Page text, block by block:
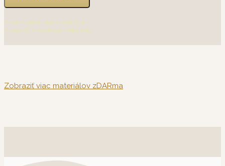
Chcem vedieť viac o technike
Okamžitý znásobovač sebalásky
Zobraziť viac materiálov zDARma